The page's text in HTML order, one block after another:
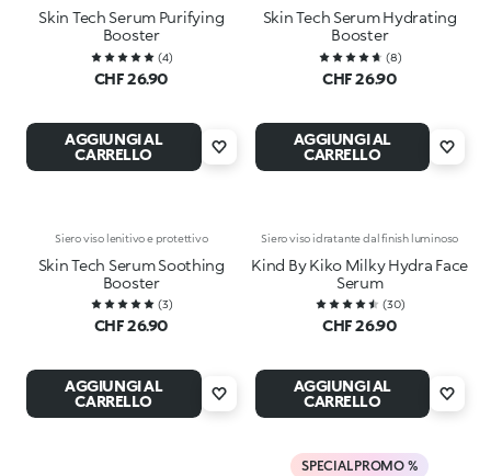
Skin Tech Serum Purifying
Booster
(4)
CHF 26.90
AGGIUNGI AL
CARRELLO
Skin Tech Serum Hydrating
Booster
(8)
CHF 26.90
AGGIUNGI AL
CARRELLO
Siero viso lenitivo e protettivo
Skin Tech Serum Soothing
Booster
(3)
CHF 26.90
AGGIUNGI AL
CARRELLO
Siero viso idratante dal finish luminoso
Kind By Kiko Milky Hydra Face
Serum
(30)
CHF 26.90
AGGIUNGI AL
CARRELLO
SPECIAL PROMO %